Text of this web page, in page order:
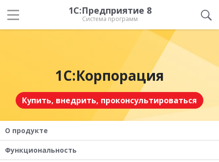
1С:Предприятие 8
Система программ
1С:Корпорация
Купить, внедрить, проконсультироваться
О продукте
Функциональность